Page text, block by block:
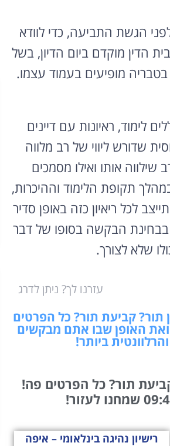
הגשת התביעה, כדי לוודא
הדין מוקדם ביום הדיון, בשל
בטבריה מופיעים בעמוד עצמו.
לימוד, ראיונות עם דיינים
שדורש ליווי של רב מלווה
אותו ואילו מסמכים
תקופת הלימוד וההיכרות,
לכל ריאיון כזה באופן סדיר
בבחינת הבקשה בסופו של דבר
שלא לצורך.
עזרנו לך? ניתן לדרג
תור? קביעת תור? כל הפרטים
האופן שבו אתם מבקשים
ביותר!
קביעת תור? כל הפרטים פה!
רישיון נהיגה בינלאומי – איפה